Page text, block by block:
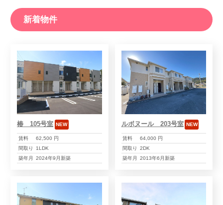
新着物件
椿 105号室 NEW
賃料
62,500 円
間取り
1LDK
築年月
2024年9月新築
ルボヌール 203号室 NEW
賃料
64,000 円
間取り
2DK
築年月
2013年6月新築